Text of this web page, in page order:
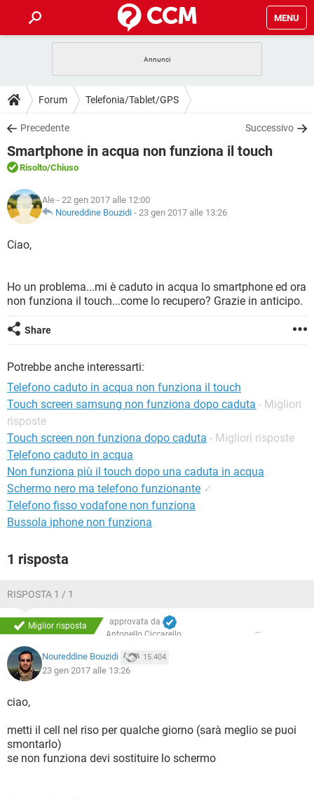
MENU
INTRATTENIMENTO ANDROID
iOS
INSTAGRAM WHATSAPP
TIKTOK
HARDWARE
GUIDE
COVID-19 GAMING
iOS
INSTAGRAM
TIKTOK FACEBOOK
DOWNLOAD
COVID-19 GAMING
INTRATTENIMENTO
iOS
INSTAGRAM
TIKTOK
FORUM
COVID-19
INTRATTENIMENTO ANDROID
TIKTOK FACEBOOK
HARDWARE
GLOSSARIO
COVID-19
INTRATTENIMENTO
INSTAGRAM WHATSAPP
Forum Telefonia/Tablet/GPS
Precedente Successivo
Smartphone in acqua non funziona il touch
Risolto/Chiuso
Ale - 22 gen 2017 alle 12:00
Noureddine Bouzidi - 23 gen 2017 alle 13:26
Ciao,
Ho un problema...mi è caduto in acqua lo smartphone ed ora
non funziona il touch...come lo recupero? Grazie in anticipo.
Share
Potrebbe anche interessarti:
Telefono caduto in acqua non funziona il touch
Touch screen samsung non funziona dopo caduta - Migliori
risposte
Touch screen non funziona dopo caduta - Migliori risposte
Telefono caduto in acqua
Non funziona più il touch dopo una caduta in acqua
Schermo nero ma telefono funzionante ✓
Telefono fisso vodafone non funziona
Bussola iphone non funziona
1 risposta
RISPOSTA 1 / 1
Miglior risposta
approvata da
Antonello Ciccarello
Noureddine Bouzidi 15.404
23 gen 2017 alle 13:26
ciao,
metti il cell nel riso per qualche giorno (sarà meglio se puoi
smontarlo)
se non funziona devi sostituire lo schermo